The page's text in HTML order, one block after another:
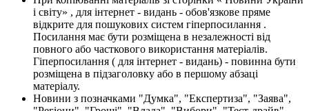
і світу» , для інтернет - видань - обов'язкове пряме
відкрите для пошукових систем гіперпосилання .
Посилання має бути розміщена в незалежності від
повного або часткового використання матеріалів.
Гіперпосилання ( для інтернет - видань) - повинна бути
розміщена в підзаголовку або в першому абзаці
матеріалу.
Новини з позначками "Думка", "Експертиза", "Заява",